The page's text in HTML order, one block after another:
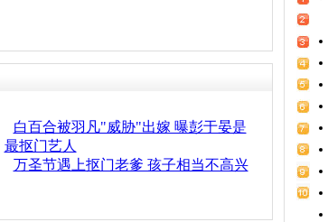
白百合被羽凡"威胁"出嫁 曝彭于晏是
最抠门艺人
万圣节遇上抠门老爹 孩子相当不高兴